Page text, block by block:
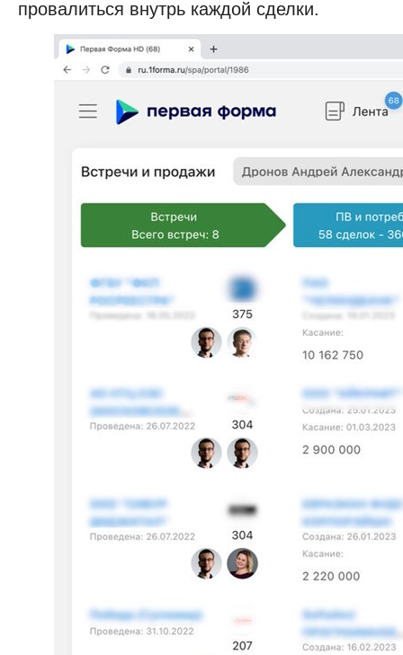
провалиться внутрь каждой сделки.
Что будет на демо-встрече:
Обсудим ваши потребности
и цели автоматизации.
Покажем реальные кейсы
на демо-площадках.
Ответим на все вопросы.
или запросите демо-встречу
Решение идеально
для enterprise-компаний